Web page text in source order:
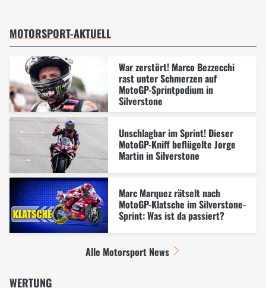
MOTORSPORT-AKTUELL
War zerstört! Marco Bezzecchi
rast unter Schmerzen auf
MotoGP-Sprintpodium in
Silverstone
Unschlagbar im Sprint! Dieser
MotoGP-Kniff beflügelte Jorge
Martin in Silverstone
Marc Marquez rätselt nach
MotoGP-Klatsche im Silverstone-
Sprint: Was ist da passiert?
Alle Motorsport News
WERTUNG